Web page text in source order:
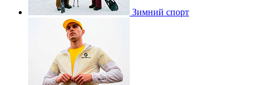
Зимний спорт